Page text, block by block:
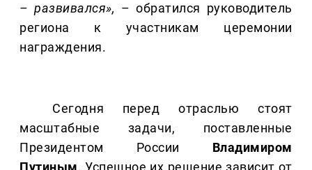
– развивался», – обратился руководитель
региона к участникам церемонии
награждения.
Сегодня перед отраслью стоят
масштабные задачи, поставленные
Президентом России Владимиром
Путиным. Успешное их решение зависит от